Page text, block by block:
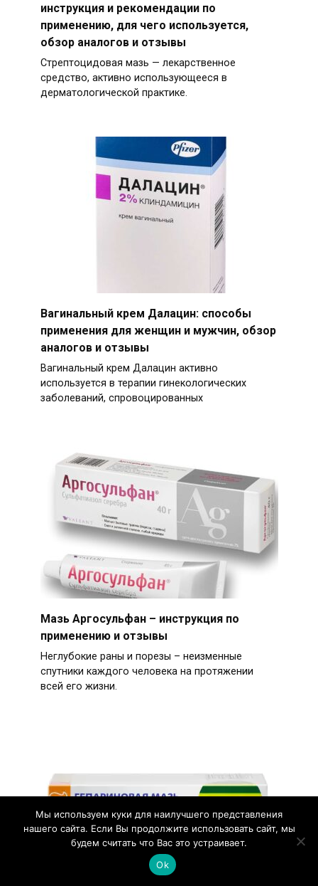
инструкция и рекомендации по
применению, для чего используется,
обзор аналогов и отзывы
Стрептоцидовая мазь — лекарственное
средство, активно использующееся в
дерматологической практике.
Вагинальный крем Далацин: способы
применения для женщин и мужчин, обзор
аналогов и отзывы
Вагинальный крем Далацин активно
используется в терапии гинекологических
заболеваний, спровоцированных
Мазь Аргосульфан – инструкция по
применению и отзывы
Неглубокие раны и порезы – неизменные
спутники каждого человека на протяжении
всей его жизни.
Мы используем куки для наилучшего представления
нашего сайта. Если Вы продолжите использовать сайт, мы
будем считать что Вас это устраивает.
Ok